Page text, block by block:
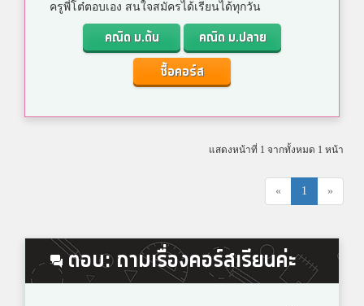
ครูพี่โต๋ตอบเอง สนใจสมัครได้เรียนได้ทุกวัน
คณิต ม.ต้น
คณิต ม.ปลาย
ซื้อคอร์ส
แสดงหน้าที่ 1 จากทั้งหมด 1 หน้า
« 1 »
ตอบ: ถามเรื่องคอร์สเรียนค่ะ